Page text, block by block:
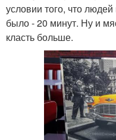
условии того, что
было - 20 минут. Ну и
класть больше.